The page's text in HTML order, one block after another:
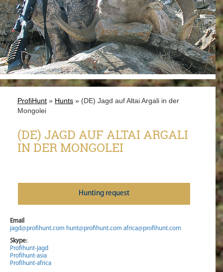
ProfiHunt » Hunts » (DE) Jagd auf Altai Argali in der
Mongolei
(DE) JAGD AUF ALTAI ARGALI
IN DER MONGOLEI
Нunting request
Email
jagd@profihunt.com hunt@profihunt.com africa@profihunt.com
Skype:
Profihunt-jagd
Profihunt-asia
Profihunt-africa